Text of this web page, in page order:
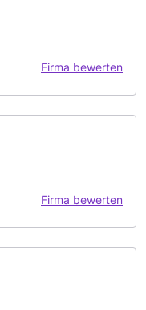
Firma bewerten
Firma bewerten